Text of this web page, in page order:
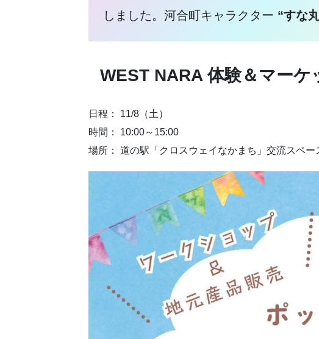
しました。河合町キャラクター “すな
WEST NARA 体験＆マー
日程： 11/8（土）
時間： 10:00～15:00
場所： 道の駅「クロスウェイなかまち」交流スペー